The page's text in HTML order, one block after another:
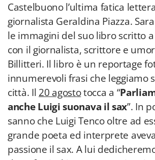
Castelbuono l’ultima fatica
giornalista Geraldina Piazza.
le immagini del suo libro scritto
con il giornalista, scrittore e
Billitteri. Il libro è un reportage
innumerevoli frasi che leggiamo
città. Il 20 agostotocca a “
anche Luigi suonava il sax”. In
sanno che Luigi Tenco oltre ad
grande poeta ed interprete
passione il sax. A lui